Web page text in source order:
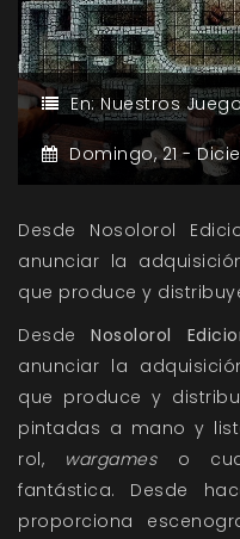
En:Nuestros
Domingo,21 -
Desde Nosolorol
anunciar la
que produce y
DesdeNosolorol
anunciar la
que produce y
pintadas a mano y
rol, wargameso
fantástica. Desde
proporciona